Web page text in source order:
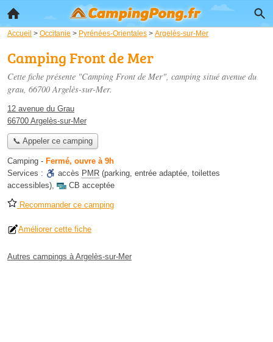
Accueil > Occitanie > Pyrénées-Orientales > Argelès-sur-Mer
Camping Front de Mer
Cette fiche présente "Camping Front de Mer", camping situé avenue du
grau, 66700 Argelès-sur-Mer.
12 avenue du Grau
66700 Argelès-sur-Mer
📞 Appeler ce camping
Camping - Fermé, ouvre à 9h
Services :
accès PMR (parking, entrée adaptée, toilettes
accessibles), CB acceptée
Recommander ce camping
Améliorer cette fiche
Autres campings à Argelès-sur-Mer